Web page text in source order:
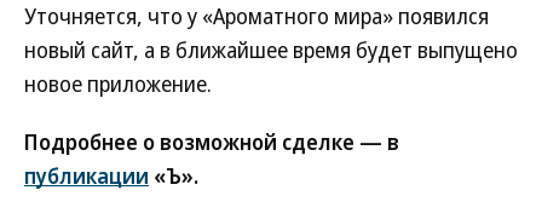
Уточняется, что у «Ароматного мира» появился
новый сайт, а в ближайшее время будет выпущено
новое приложение.
Подробнее о возможной сделке — в
публикации «Ъ».